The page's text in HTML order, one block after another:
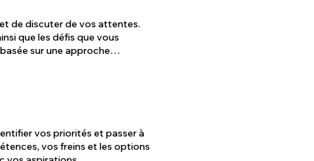
et identification des
les parents sur une partie
de discuter de vos attentes.
que les défis que vous
sur une approche
vos priorités et passer à
vos freins et les options